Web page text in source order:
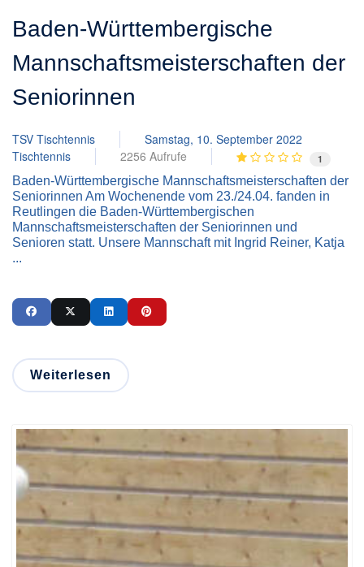
Baden-Württembergische
Mannschaftsmeisterschaften der
Seniorinnen
TSV Tischtennis
Samstag, 10. September 2022
Tischtennis
2256 Aufrufe 1
Baden-Württembergische Mannschaftsmeisterschaften der
Seniorinnen Am Wochenende vom 23./24.04. fanden in
Reutlingen die Baden-Württembergischen
Mannschaftsmeisterschaften der Seniorinnen und
Senioren statt. Unsere Mannschaft mit Ingrid Reiner, Katja
...
Weiterlesen